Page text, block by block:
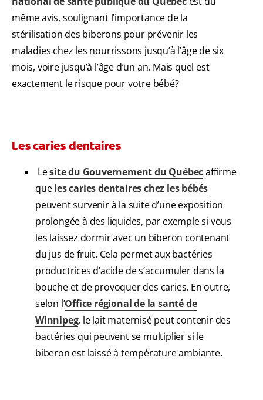
même avis, soulignant l’importance de la
stérilisation des biberons pour prévenir les
maladies chez les nourrissons jusqu’à l’âge de six
mois, voire jusqu’à l’âge d’un an. Mais quel est
exactement le risque pour votre bébé?
Les caries dentaires
Lesite du Gouvernement du Québecaffirme
queles caries dentaires chez les bébés
peuvent survenir à la suite d’une exposition
prolongée à des liquides, par exemple si vous
les laissez dormir avec un biberon contenant
du jus de fruit. Cela permet aux bactéries
productrices d’acide de s’accumuler dans la
bouche et de provoquer des caries. En outre,
selon l’Office régional de la santé de
Winnipeg, le lait maternisé peut contenir des
bactéries qui peuvent se multiplier si le
biberon est laissé à température ambiante.